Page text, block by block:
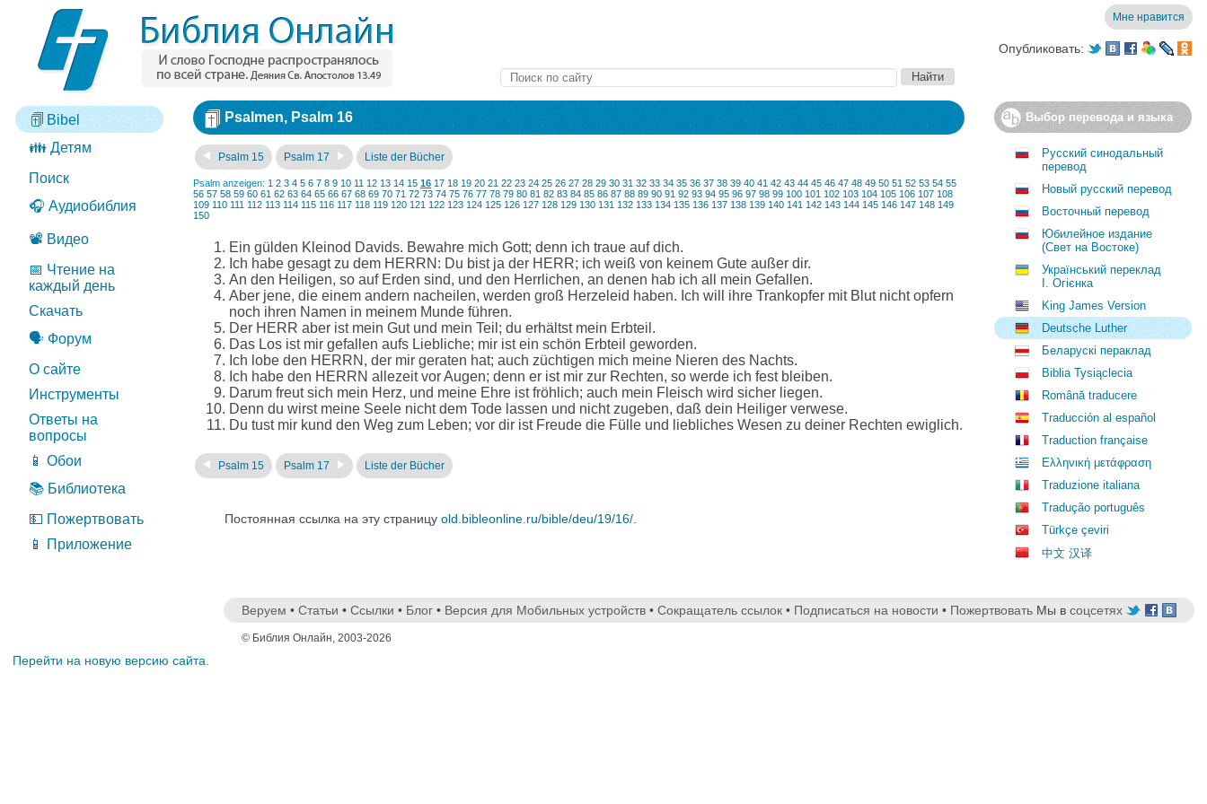
Мне нравится
Опубликовать:
Bibel
👪 Детям
Поиск
🎧 Аудиобиблия
📽️ Видео
📅 Чтение на
каждый день
Скачать
🗣️ Форум
О сайте
Инструменты
Ответы на
вопросы
📱 Обои
📚 Библиотека
💵 Пожертвовать
📱 Приложение
Psalmen, Psalm 16
Psalm 15 Psalm 17 Liste der Bücher
Psalm anzeigen: 1 2 3 4 5 6 7 8 9 10 11 12 13 14 15 16 17 18 19 20 21 22 23 24 25 26 27 28 29 30 31 32 33 34 35 36 37 38 39 40 41 42 43 44 45 46 47 48 49 50 51 52 53 54 55
56 57 58 59 60 61 62 63 64 65 66 67 68 69 70 71 72 73 74 75 76 77 78 79 80 81 82 83 84 85 86 87 88 89 90 91 92 93 94 95 96 97 98 99 100 101 102 103 104 105 106 107 108
109 110 111 112 113 114 115 116 117 118 119 120 121 122 123 124 125 126 127 128 129 130 131 132 133 134 135 136 137 138 139 140 141 142 143 144 145 146 147 148 149
150
Ein gülden Kleinod Davids. Bewahre mich Gott; denn ich traue auf dich.
Ich habe gesagt zu dem HERRN: Du bist ja der HERR; ich weiß von keinem Gute außer dir.
An den Heiligen, so auf Erden sind, und den Herrlichen, an denen hab ich all mein Gefallen.
Aber jene, die einem andern nacheilen, werden groß Herzeleid haben. Ich will ihre Trankopfer mit Blut nicht opfern
noch ihren Namen in meinem Munde führen.
Der HERR aber ist mein Gut und mein Teil; du erhältst mein Erbteil.
Das Los ist mir gefallen aufs Liebliche; mir ist ein schön Erbteil geworden.
Ich lobe den HERRN, der mir geraten hat; auch züchtigen mich meine Nieren des Nachts.
Ich habe den HERRN allezeit vor Augen; denn er ist mir zur Rechten, so werde ich fest bleiben.
Darum freut sich mein Herz, und meine Ehre ist fröhlich; auch mein Fleisch wird sicher liegen.
Denn du wirst meine Seele nicht dem Tode lassen und nicht zugeben, daß dein Heiliger verwese.
Du tust mir kund den Weg zum Leben; vor dir ist Freude die Fülle und liebliches Wesen zu deiner Rechten ewiglich.
Psalm 15 Psalm 17 Liste der Bücher
Постоянная ссылка на эту страницу old.bibleonline.ru/bible/deu/19/16/
Выбор перевода и языка
Русский синодальный
перевод
Новый русский перевод
Восточный перевод
Юбилейное издание
(Свет на Востоке)
Український переклад
І. Огієнка
King James Version
Deutsche Luther
Беларускі пераклад
Biblia Tysiąclecia
Română traducere
Traducción al español
Traduction française
Ελληνική μετάφραση
Traduzione italiana
Tradução português
Türkçe çeviri
中文 汉译
Мы в соцсетях
Веруем • Статьи • Ссылки • Блог • Версия для Мобильных устройств • Сокращатель ссылок • Подписаться на новости • Пожертвовать
© Библия Онлайн, 2003-2026
Перейти на новую версию сайта.